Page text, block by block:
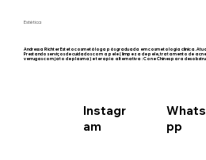
Estética
Andressa Richter Estetocosmetóloga pós graduada em cosmetologia clinica.
Prestando serviços de cuidados com a pele ( limpeza de pele, tratamento de
verrugas com jato de plasma) e terapia alternativa : Cone Chines para
Instagr
am
pp